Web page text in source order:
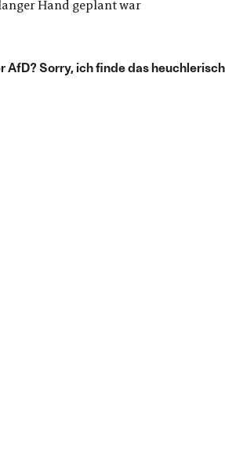
Hand geplant war
AfD? Sorry, ich finde das heuchlerisch